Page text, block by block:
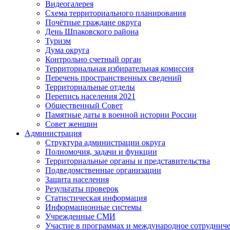
Видеогалерея
Схема территориального планирования
Почётные граждане округа
День Шпаковского района
Туризм
Дума округа
Контрольно счетный орган
Территориальная избирательная комиссия
Перечень пространственных сведений
Территориальные отделы
Перепись населения 2021
Общественный Совет
Памятные даты в военной истории России
Совет женщин
Администрация
Структура администрации округа
Полномочия, задачи и функции
Территориальные органы и представительства
Подведомственные организации
Защита населения
Результаты проверок
Статистическая информация
Информационные системы
Учрежденные СМИ
Участие в программах и международное